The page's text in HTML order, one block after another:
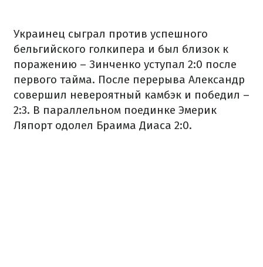
Украинец сыграл против успешного
бельгийского голкипера и был близок к
поражению – Зинченко уступал 2:0 после
первого тайма. После перерыва Александр
совершил невероятный камбэк и победил –
2:3. В параллельном поединке Эмерик
Ляпорт одолел Браима Диаса 2:0.